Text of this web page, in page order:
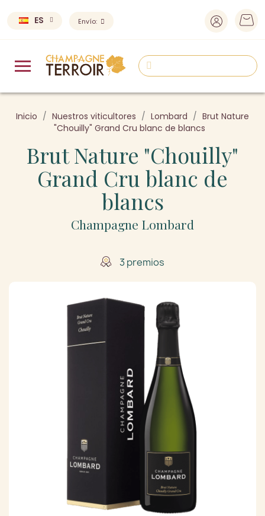
ES Envío:
Inicio Nuestros viticultores Lombard
Brut Nature
"Chouilly" Grand Cru blanc de blancs
Brut Nature "Chouilly"
Grand Cru blanc de
blancs
Champagne Lombard
3 premios